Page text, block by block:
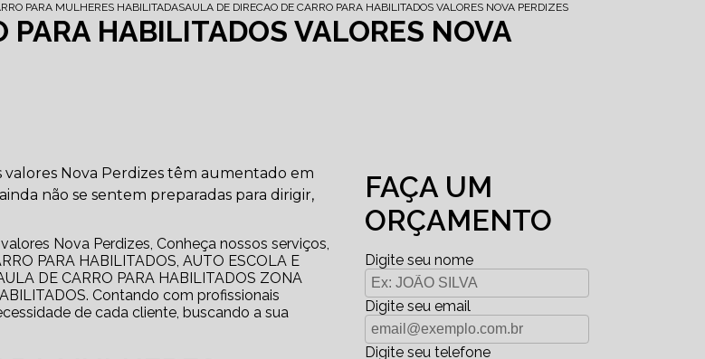
PARA MULHERES HABILITADASAULA DE DIRECAO DE CARRO PARA HABILITADOS VALORES NOVA PERDIZES
PARA HABILITADOS VALORES NOVA
Nova Perdizes têm aumentado em
não se sentem preparadas para dirigir,
Nova Perdizes, Conheça nossos serviços,
PARA HABILITADOS, AUTO ESCOLA E
DE CARRO PARA HABILITADOS ZONA
Contando com profissionais
de cada cliente, buscando a sua
FAÇA UM
ORÇAMENTO
Digite seu nome
Digite seu email
Digite seu telefone